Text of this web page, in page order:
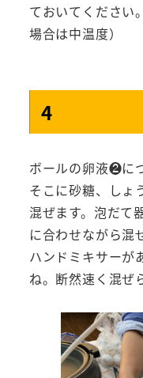
ておいてください
場合は中温度）
4
ボールの卵液❷に
そこに砂糖、しょ
混ぜます。泡だて
に合わせながら混
ハンドミキサーが
ね。断然速く混ぜ